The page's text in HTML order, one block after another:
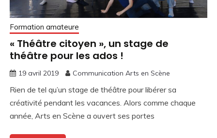
Formation amateure
« Théâtre citoyen », un stage de
théâtre pour les ados !
19 avril 2019 Communication Arts en Scène
Rien de tel qu’un stage de théâtre pour libérer sa
créativité pendant les vacances. Alors comme chaque
année, Arts en Scène a ouvert ses portes